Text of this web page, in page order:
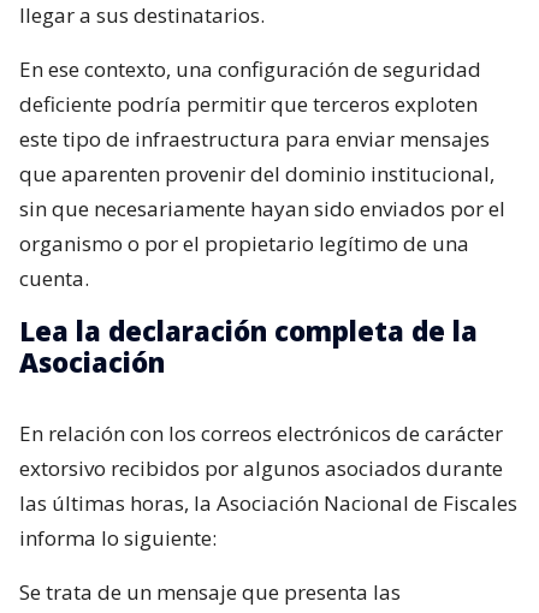
llegar a sus destinatarios.
En ese contexto, una configuración de seguridad
deficiente podría permitir que terceros exploten
este tipo de infraestructura para enviar mensajes
que aparenten provenir del dominio institucional,
sin que necesariamente hayan sido enviados por el
organismo o por el propietario legítimo de una
cuenta.
Lea la declaración completa de la
Asociación
En relación con los correos electrónicos de carácter
extorsivo recibidos por algunos asociados durante
las últimas horas, la Asociación Nacional de Fiscales
informa lo siguiente:
Se trata de un mensaje que presenta las